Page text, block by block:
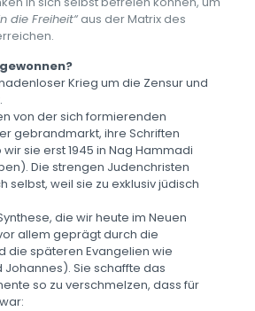
die Freiheit“ aus der Matrix des
Krieg um die Zensur und
von der sich formierenden
gebrandmarkt, ihre Schriften
sie erst 1945 in Nag Hammadi
Die strengen Judenchristen
selbst, weil sie zu exklusiv jüdisch
die wir heute im Neuen
allem geprägt durch die
die späteren Evangelien wie
Johannes). Sie schaffte das
so zu verschmelzen, dass für